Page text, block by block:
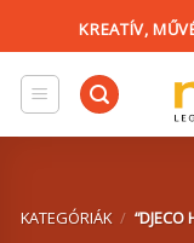
content
KREATÍV,
KATEGÓRIÁK / “DJECO